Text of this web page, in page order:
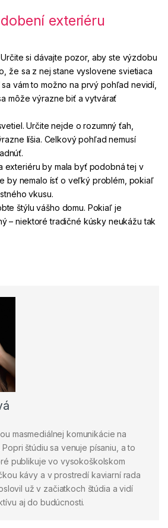
exteriéru
si dávajte pozor, aby ste výzdobu
že sa z nej stane vyslovene svietiaca
vám to možno na prvý pohľad nevidí,
môže výrazne biť a vytvárať
Určite nejde o rozumný ťah,
líšia. Celkový pohľad nemusí
exteriéru by mala byť podobná tej v
by nemalo ísť o veľký problém, pokiaľ
vkusu.
štýlu vášho domu. Pokiaľ je
– niektoré tradičné kúsky neukážu tak
masmediálnej komunikácie na
štúdiu sa venuje písaniu, a to
publikuje vo vysokoškolskom
kávy a v prostredí kaviarní rada
už v začiatkoch štúdia a vidí
aj do budúcnosti.